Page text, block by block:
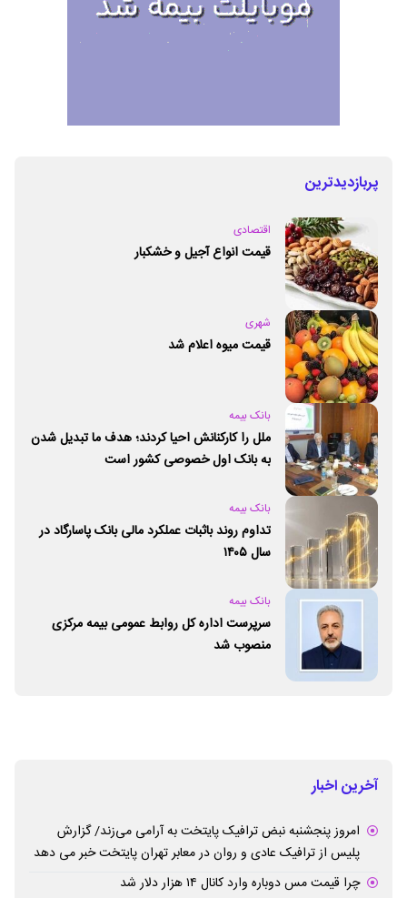
پربازدیدترین
اقتصادی
قیمت انواع آجیل و خشکبار
شهری
قیمت میوه اعلام شد
بانک بیمه
ملل را کارکنانش احیا کردند؛ هدف ما تبدیل شدن
به بانک اول خصوصی کشور است
بانک بیمه
تداوم روند باثبات عملکرد مالی بانک پاسارگاد در
سال ۱۴۰۵
بانک بیمه
سرپرست اداره کل روابط عمومی بیمه مرکزی
منصوب شد
آخرین اخبار
امروز پنجشنبه نبض ترافیک پایتخت به آرامی می‌زند/ گزارش
پلیس از ترافیک عادی و روان در معابر تهران پایتخت خبر می دهد
چرا قیمت مس دوباره وارد کانال ۱۴ هزار دلار شد